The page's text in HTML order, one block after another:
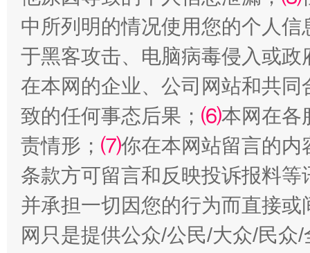
揭批美国五大"原罪" "炒
中所列明的情况使用您的个人
于黑客攻击、电脑病毒侵入或
在本网的企业、公司网站和共
致的任何事态后果； ⑹本网在各
责情形； ⑺你在本网站留言的内
条款方可留言和反映投诉报料
并承担一切因您的行为而直接
网只是提供公众/公民/大众/民